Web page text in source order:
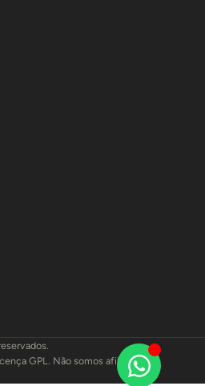
GPL. Não somos afiliados aos